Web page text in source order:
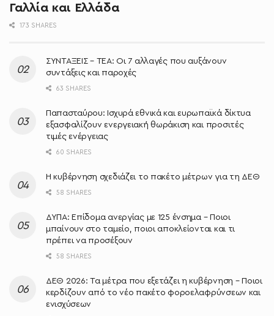
Γαλλία και Ελλάδα
173 SHARES
ΣΥΝΤΑΞΕΙΣ – ΤΕΑ: Οι 7 αλλαγές που αυξάνουν
συντάξεις και παροχές
63 SHARES
Παπασταύρου: Ισχυρά εθνικά και ευρωπαϊκά δίκτυα
εξασφαλίζουν ενεργειακή θωράκιση και προσιτές
τιμές ενέργειας
60 SHARES
Η κυβέρνηση σχεδιάζει το πακέτο μέτρων για τη ΔΕΘ
58 SHARES
ΔΥΠΑ: Επίδομα ανεργίας με 125 ένσημα – Ποιοι
μπαίνουν στο ταμείο, ποιοι αποκλείονται και τι
πρέπει να προσέξουν
58 SHARES
ΔΕΘ 2026: Τα μέτρα που εξετάζει η κυβέρνηση – Ποιοι
κερδίζουν από το νέο πακέτο φοροελαφρύνσεων και
ενισχύσεων